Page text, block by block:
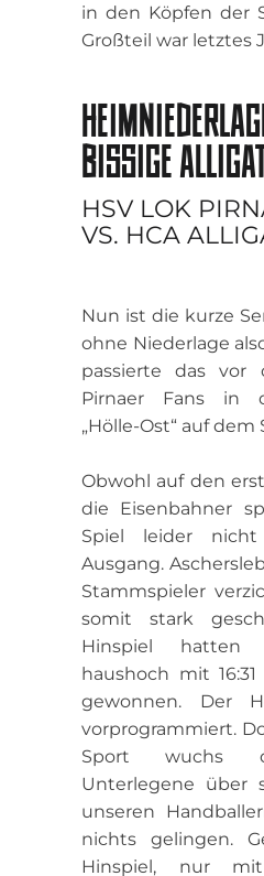
in den Köpfen der
Großteil war letztes
BISSIGE
HSV LOK
VS. HCA
Nun ist die kurze
ohne Niederlage
passierte das vor
Pirnaer Fans in
„Hölle-Ost“ auf
Obwohl auf den
die Eisenbahner
Spiel leider
Ausgang.
Stammspieler
somit stark
Hinspiel hatten
haushoch mit
gewonnen. Der
vorprogrammiert.
Sport wuchs
Unterlegene über
unseren
nichts gelingen.
Hinspiel, nur